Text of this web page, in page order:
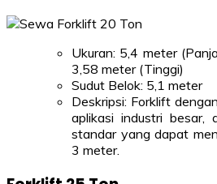
Ukuran: 5,4 meter
3,58 meter (Tinggi)
Sudut Belok: 5,1 meter
Deskripsi: Forklift
aplikasi industri besar,
standar yang dapat
3 meter.